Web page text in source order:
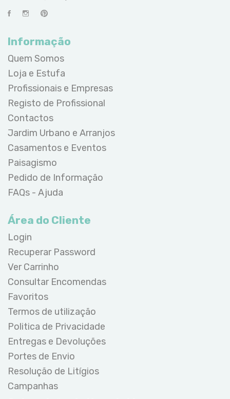
Informação
Quem Somos
Loja e Estufa
Profissionais e Empresas
Registo de Profissional
Contactos
Jardim Urbano e Arranjos
Casamentos e Eventos
Paisagismo
Pedido de Informação
FAQs - Ajuda
Área do Cliente
Login
Recuperar Password
Ver Carrinho
Consultar Encomendas
Favoritos
Termos de utilização
Politica de Privacidade
Entregas e Devoluções
Portes de Envio
Resolução de Litígios
Campanhas